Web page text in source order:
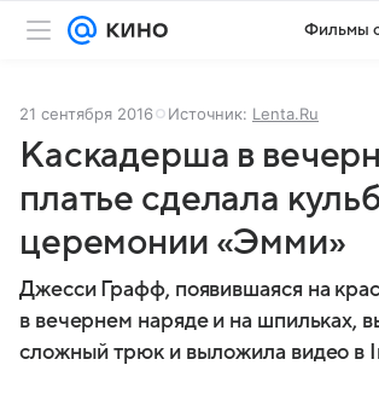
Фильмы
21 сентября 2016 Источник: Lenta.Ru
Каскадерша в
платье сделала
церемонии «Эмми»
Джесси Графф, появившаяся на
в вечернем наряде и на шпильках,
сложный трюк и выложила видео в